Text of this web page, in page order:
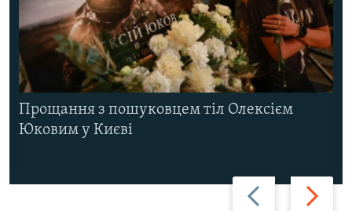
Назад Вперед
Прощання з пошуковцем тіл Олексієм
Юковим у Києві